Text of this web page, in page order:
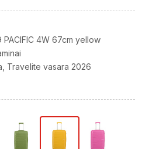
4W 67cm yellow
Travelite vasara 2026